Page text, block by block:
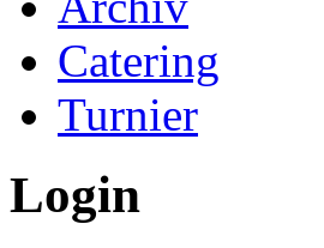
Catering
Turnier
Login